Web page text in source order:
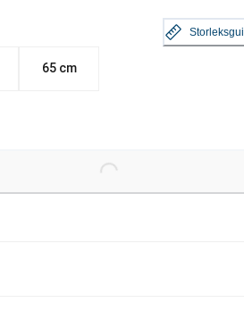
65 cm
Loading...